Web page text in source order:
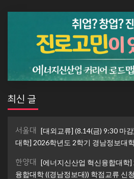
최신 글
서울대 [대외교류] (8.14(금) 9:30 마
대학] 2026학년도 2학기 경남정보대
한양대 [에너지신산업 혁신융합대학
융합대학 ((경남정보대)) 학점교류 신